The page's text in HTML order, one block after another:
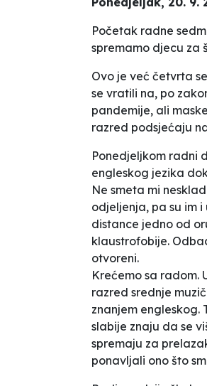
Početak radne
spremamo djecu za
Ovo je već četvrta
se vratili na, po
pandemije, ali
razred podsjećaju
Ponedjeljkom radni
engleskog jezika
Ne smeta mi
odjeljenja, pa su im
distance jedno od
klaustrofobije.
otvoreni.
Krećemo sa radom.
razred srednje
znanjem engleskog.
slabije znaju da se
spremaju za
ponavljali ono što